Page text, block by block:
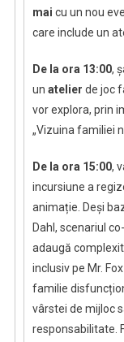
mai cu un nou
care include un
De la ora 13:00,
un atelier de joc
vor explora, prin
„Vizuina familiei
De la ora 15:00,
incursiune a
animație. Deși
Dahl, scenariul
adaugă
inclusiv pe Mr.
familie
vârstei de mijloc
responsabilitate.